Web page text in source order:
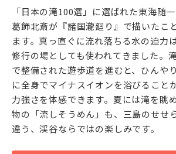
「日本の滝100選」に選ばれた東海随
葛飾北斎が『諸国瀧廻り』で描いたこ
ます。真っ直ぐに流れ落ちる水の迫力
修行の場としても使われてきました。
で整備された遊歩道を進むと、ひんや
に全身でマイナスイオンを浴びること
力強さを体感できます。夏には滝を眺
物の「流しそうめん」も、三島のせせ
違う、渓谷ならではの楽しみです。